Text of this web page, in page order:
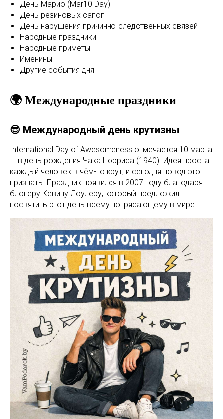
День Марио (Mar10 Day)
День резиновых сапог
День нарушения причинно-следственных связей
Народные праздники
Народные приметы
Именины
Другие события дня
🌍 Международные праздники
😎 Международный день крутизны
International Day of Awesomeness отмечается 10 марта
— в день рождения Чака Норриса (1940). Идея проста:
каждый человек в чём-то крут, и сегодня повод это
признать. Праздник появился в 2007 году благодаря
блогеру Кевину Лоулеру, который предложил
посвятить этот день всему потрясающему в мире.